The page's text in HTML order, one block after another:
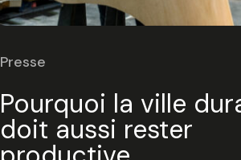
Presse
Pourquoi la ville
doit aussi rester